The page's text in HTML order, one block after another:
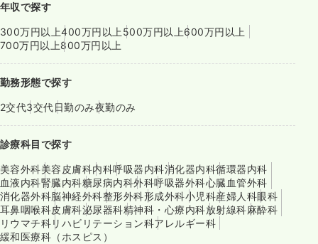
年収で探す
300万円以上400万円以上 500万円以上600万円以上
700万円以上800万円以上
勤務形態で探す
2交代3交代日勤のみ夜勤のみ
診療科目で探す
美容外科美容皮膚科内科呼吸器内科消化器内科循環器内科
血液内科腎臓内科糖尿病内科外科呼吸器外科心臓血管外科
消化器外科脳神経外科整形外科形成外科小児科産婦人科眼科
耳鼻咽喉科皮膚科泌尿器科精神科・心療内科放射線科麻酔科
リウマチ科リハビリテーション科アレルギー科
緩和医療科（ホスピス）